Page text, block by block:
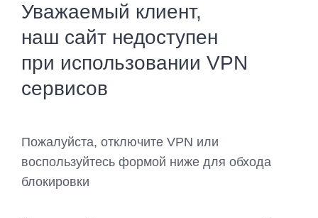
Уважаемый клиент,
наш сайт недоступен
при использовании VPN
сервисов
Пожалуйста, отключите VPN или
воспользуйтесь формой ниже для обхода
блокировки